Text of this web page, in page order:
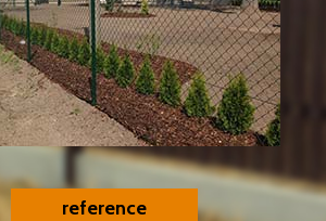
reference